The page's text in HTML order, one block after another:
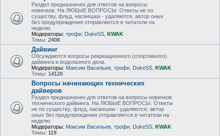
Раздел предназначен для ответов на вопросы
новичков. На ЛЮБЫЕ ВОПРОСЫ. Ответы не по
существу, флуд, насмешки - удаляются, автор оных
без предупреждения отправляется в читатели на
неделю.
Модераторы: трофи DukeSS KWAK
Темы: 2408
Дайвинг
Обсуждаются вопросы рекреационного (спортивного)
дайвинга и водолазного дела.
Модераторы: Максим Васильев трофи DukeSS KWAK
Темы: 14120
Вопросы начинающих технических
дайверов
Раздел предназначен для ответов на вопросы новичков
технического дайвинга. На ЛЮБЫЕ ВОПРОСЫ. Ответы
не по существу, флуд, насмешки - удаляются, автор
оных без предупреждения отправляется в читатели на
неделю.
Модераторы: Максим Васильев трофи DukeSS KWAK
Темы: 119